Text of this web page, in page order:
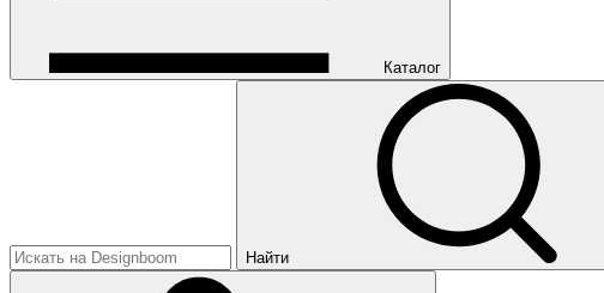
Каталог
Найти